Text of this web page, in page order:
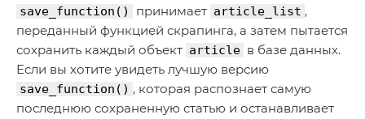
save_function() принимает article_list ,
переданный функцией скрапинга, а затем пытается
сохранить каждый объект article в базе данных.
Если вы хотите увидеть лучшую версию
save_function() , которая распознает самую
последнюю сохраненную статью и останавливает